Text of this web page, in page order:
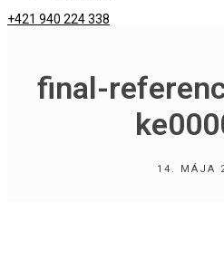
+421 940 224 338
final-
14. MÁJA